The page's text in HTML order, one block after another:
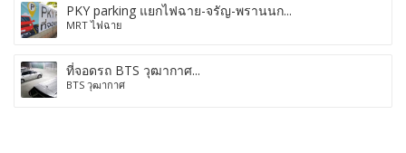
PKY parking แยกไฟฉาย-จรัญ-พรานนก...
MRT ไฟฉาย
ที่จอดรถ BTS วุฒากาศ...
BTS วุฒากาศ